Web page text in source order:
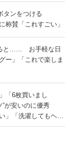
タンをつける
賛「これすごい」
と…… お手軽な日
ー」「これで楽しま
「6枚買いまし
”が安いのに優秀
」「洗濯してもヘタ